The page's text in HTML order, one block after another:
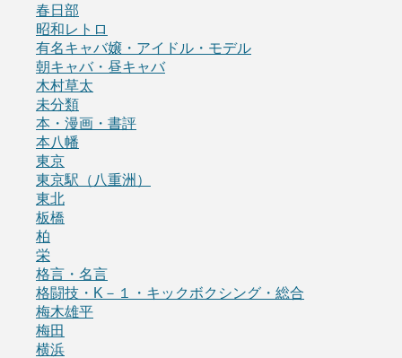
春日部
昭和レトロ
有名キャバ嬢・アイドル・モデル
朝キャバ・昼キャバ
木村草太
未分類
本・漫画・書評
本八幡
東京
東京駅（八重洲）
東北
板橋
柏
栄
格言・名言
格闘技・K－１・キックボクシング・総合
梅木雄平
梅田
横浜